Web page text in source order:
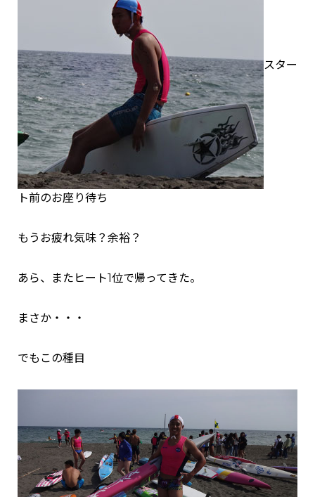
スター
ト前のお座り待ち
もうお疲れ気味？余裕？
あら、またヒート1位で帰ってきた。
まさか・・・
でもこの種目